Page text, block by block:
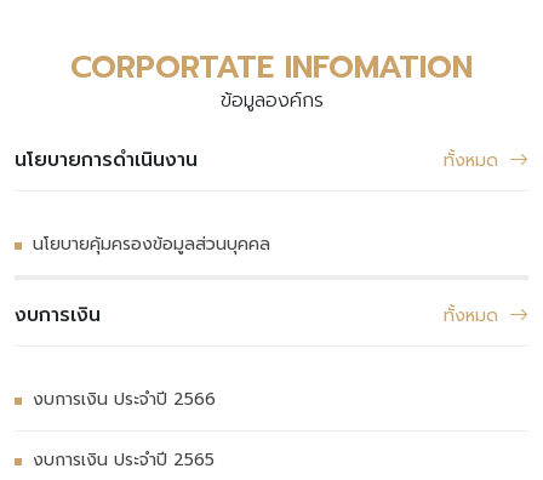
CORPORTATE INFOMATION
ข้อมูลองค์กร
นโยบายการดำเนินงาน ทั้งหมด
นโยบายคุ้มครองข้อมูลส่วนบุคคล
งบการเงิน ทั้งหมด
งบการเงิน ประจำปี 2566
งบการเงิน ประจำปี 2565